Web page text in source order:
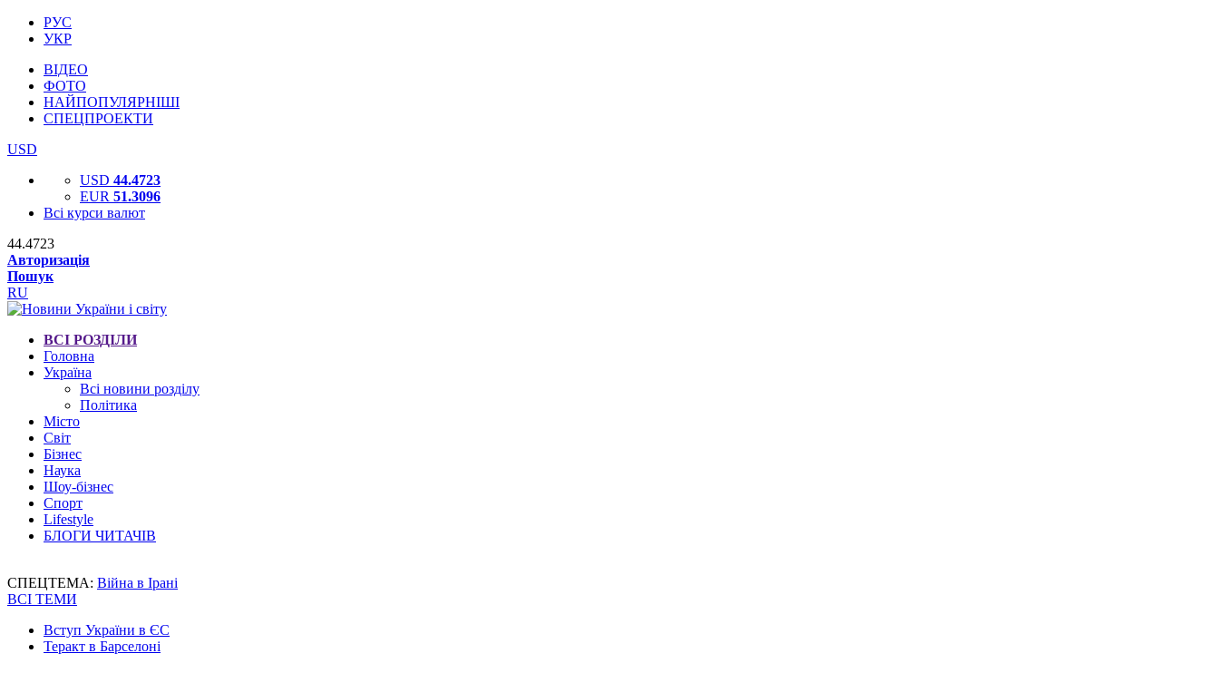
РУС
УКР
ВІДЕО
ФОТО
НАЙПОПУЛЯРНІШІ
СПЕЦПРОЕКТИ
USD
USD 44.4723
EUR 51.3096
Всі курси валют
44.4723
Авторизація
Пошук
RU
ВСІ РОЗДІЛИ
Головна
Україна
Всі новини розділу
Політика
Місто
Світ
Бізнес
Наука
Шоу-бізнес
Спорт
Lifestyle
БЛОГИ ЧИТАЧІВ
СПЕЦТЕМА: Війна в Ірані
ВСІ ТЕМИ
Вступ України в ЄС
Теракт в Барселоні